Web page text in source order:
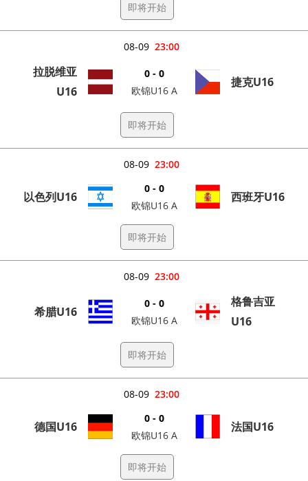
即将开始
23:00
08-09
拉脱维亚
U16
0 - 0
欧锦U16 A
捷克U16
即将开始
23:00
08-09
以色列U16
0 - 0
欧锦U16 A
西班牙U16
即将开始
23:00
08-09
希腊U16
0 - 0
欧锦U16 A
格鲁吉亚
U16
即将开始
23:00
08-09
德国U16
0 - 0
欧锦U16 A
法国U16
即将开始